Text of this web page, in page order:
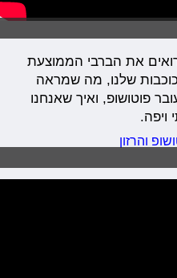
רואים את הברבי הממוצעת
שלנו, מה שמראה
פוטושופ, ואיך שאנחנו
ויפה.
והרזון